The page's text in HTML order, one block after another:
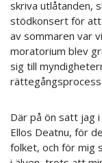
skriva utlåtanden,
stödkonsert för
av sommaren var
moratorium blev
sig till
Där på ön satt jag
Ellos Deatnu, för
folket, och för mig